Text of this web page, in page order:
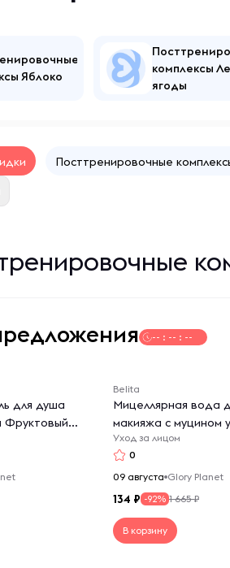
Яблоко
комплексы
ягоды
Посттренировочные
-- : -- : --
для душа
Фруктовый
Belita
Мицеллярная вода
макияжа с муцином
Уход за лицом
0
09 августа Glory Planet
134 -92% 1 665 ₽
В корзину